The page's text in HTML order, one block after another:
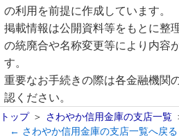
の利用を前提に作成しています。
掲載情報は公開資料等をもとに整
の統廃合や名称変更等により内容
す。
重要なお手続きの際は各金融機関
認ください。
トップ さわやか信用金庫の支店一覧
← さわやか信用金庫の支店一覧へ戻る